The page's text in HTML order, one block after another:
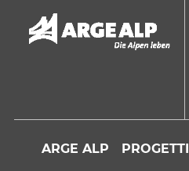
ARGE ALP PROGETTI